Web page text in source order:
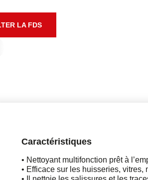
LA FDS
Caractéristiques
• Nettoyant multifonction prêt à
• Efficace sur les huisseries, vitres,